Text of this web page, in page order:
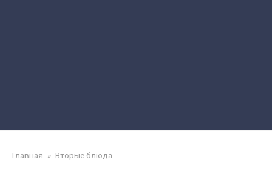
Главная » Вторые блюда